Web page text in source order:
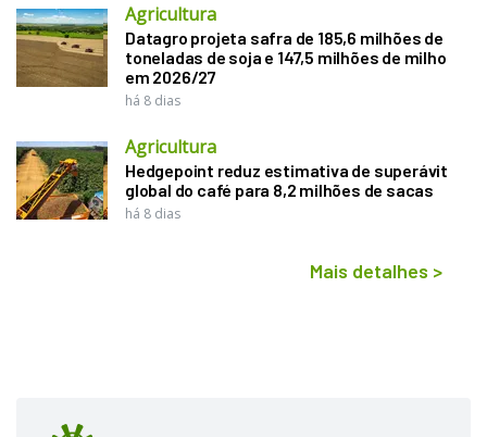
Agricultura
Datagro projeta safra de 185,6 milhões de
toneladas de soja e 147,5 milhões de milho
em 2026/27
há 8 dias
Agricultura
Hedgepoint reduz estimativa de superávit
global do café para 8,2 milhões de sacas
há 8 dias
Mais detalhes >